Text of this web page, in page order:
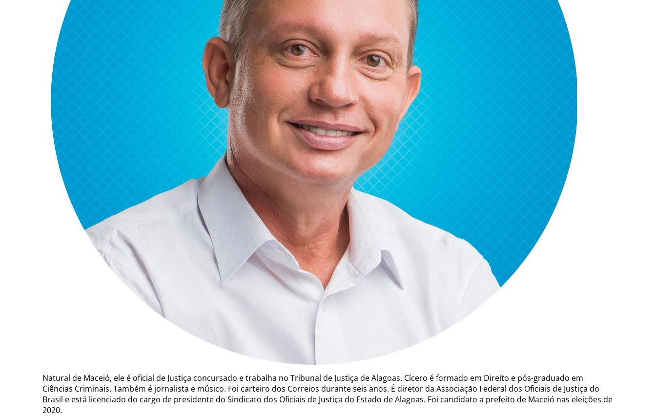
Natural de Maceió, ele é oficial de Justiça concursado e trabalha no Tribunal de Justiça de Alagoas. Cícero é formado em Direito e pós-graduado em
Ciências Criminais. Também é jornalista e músico. Foi carteiro dos Correios durante seis anos. É diretor da Associação Federal dos Oficiais de Justiça do
Brasil e está licenciado do cargo de presidente do Sindicato dos Oficiais de Justiça do Estado de Alagoas. Foi candidato a prefeito de Maceió nas eleições de
2020.